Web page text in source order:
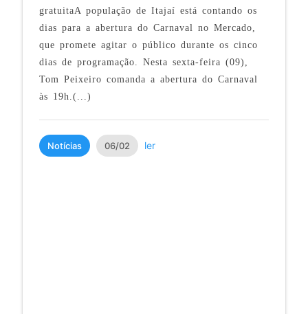
gratuitaA população de Itajaí está contando os
dias para a abertura do Carnaval no Mercado,
que promete agitar o público durante os cinco
dias de programação. Nesta sexta-feira (09),
Tom Peixeiro comanda a abertura do Carnaval
às 19h.(...)
Notícias 06/02 ler